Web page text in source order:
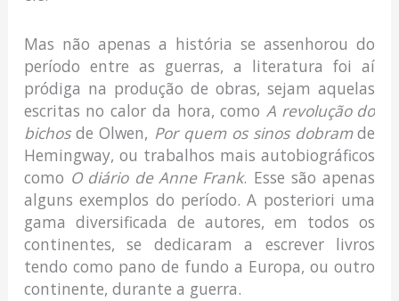
Mas não apenas a história se assenhorou do
período entre as guerras, a literatura foi aí
pródiga na produção de obras, sejam aquelas
escritas no calor da hora, como A revolução do
bichosde Olwen, Por quem os sinos dobramde
Hemingway, ou trabalhos mais autobiográficos
como O diário de Anne Frank. Esse são apenas
alguns exemplos do período. A posteriori uma
gama diversificada de autores, em todos os
continentes, se dedicaram a escrever livros
tendo como pano de fundo a Europa, ou outro
continente, durante a guerra.